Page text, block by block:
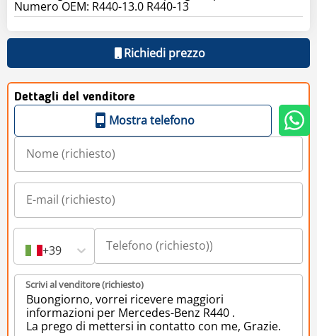
Numero OEM: R440-13.0 R440-13
Richiedi prezzo
Dettagli del venditore
Mostra telefono
+39
Scrivi al venditore (richiesto)